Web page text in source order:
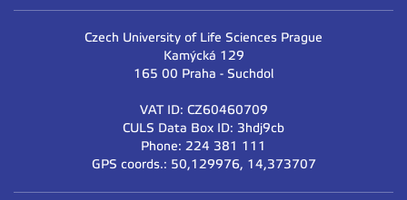
Czech University of Life Sciences Prague
Kamýcká 129
165 00 Praha - Suchdol
VAT ID: CZ60460709
CULS Data Box ID: 3hdj9cb
Phone: 224 381 111
GPS coords.: 50,129976, 14,373707